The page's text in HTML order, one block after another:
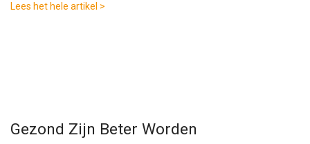
Lees het hele artikel >
Gezond Zijn Beter Worden